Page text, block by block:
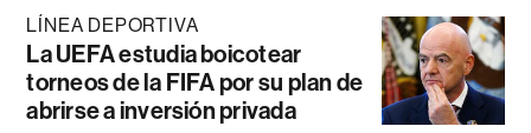
LÍNEA DEPORTIVA
La UEFA estudia boicotear
torneos de la FIFA por su plan de
abrirse a inversión privada